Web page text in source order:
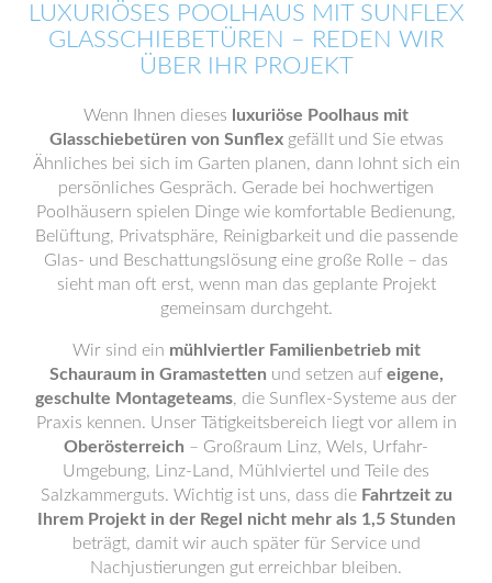
LUXURIÖSES POOLHAUS MIT SUNFLEX
GLASSCHIEBETÜREN – REDEN WIR
ÜBER IHR PROJEKT
Wenn Ihnen dieses
luxuriöse Poolhaus mit
Glasschiebetüren von Sunflexgefällt und Sie etwas
Ähnliches bei sich im Garten planen, dann lohnt sich ein
persönliches Gespräch. Gerade bei hochwertigen
Poolhäusern spielen Dinge wie komfortable Bedienung,
Belüftung, Privatsphäre, Reinigbarkeit und die passende
Glas- und Beschattungslösung eine große Rolle – das
sieht man oft erst, wenn man das geplante Projekt
gemeinsam durchgeht.
Wir sind ein mühlviertler Familienbetrieb mit
Schauraum in Gramastetten und setzen auf eigene,
geschulte Montageteams, die Sunflex-Systeme aus der
Praxis kennen. Unser Tätigkeitsbereich liegt vor allem in
Oberösterreich – Großraum Linz, Wels, Urfahr-
Umgebung, Linz-Land, Mühlviertel und Teile des
Salzkammerguts. Wichtig ist uns, dass die Fahrtzeit zu
Ihrem Projekt in der Regel nicht mehr als 1,5 Stunden
beträgt, damit wir auch später für Service und
Nachjustierungen gut erreichbar bleiben.